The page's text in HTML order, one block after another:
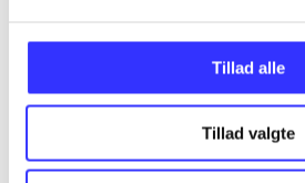
Tillad alle
Tillad valgte